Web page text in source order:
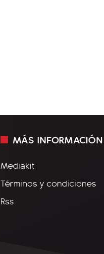
MÁS INFORMACIÓN
Mediakit
Términos y condiciones
Rss